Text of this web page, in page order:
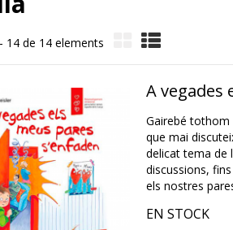
14 de 14 elements
A vegades
Gairebé tothom
que mai
delicat tema de
discussions,
els nostres
EN STOCK